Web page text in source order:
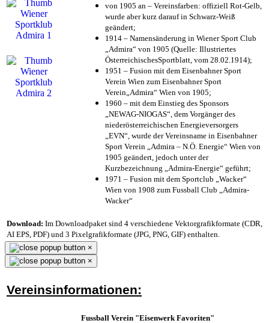
von 1905 an – Vereinsfarben: offiziell Rot-Gelb,
wurde aber kurz darauf in Schwarz-Weiß
geändert;
1914 – Namensänderung in Wiener Sport Club
„Admira“ von 1905 (Quelle: Illustriertes
ÖsterreichischesSportblatt, vom 28.02.1914);
1951 – Fusion mit dem Eisenbahner Sport
Verein Wien zum Eisenbahner Sport
Verein„Admira“ Wien von 1905;
1960 – mit dem Einstieg des Sponsors
„NEWAG-NIOGAS“, dem Vorgänger des
niederösterreichischen Energieversorgers
„EVN“, wurde der Vereinsname in Eisenbahner
Sport Verein „Admira – N.Ö. Energie“ Wien von
1905 geändert, jedoch unter der
Kurzbezeichnung „Admira-Energie“ geführt;
1971 – Fusion mit dem Sportclub „Wacker“
Wien von 1908 zum Fussball Club „Admira-
Wacker“
Download: Im Downloadpaket sind 4 verschiedene Vektorgrafikformate (CDR,
AI EPS, PDF) und 3 Pixelgrafikformate (JPG, PNG, GIF) enthalten.
×
×
Vereinsinformationen:
Fussball Verein "Eisenwerk Favoriten"